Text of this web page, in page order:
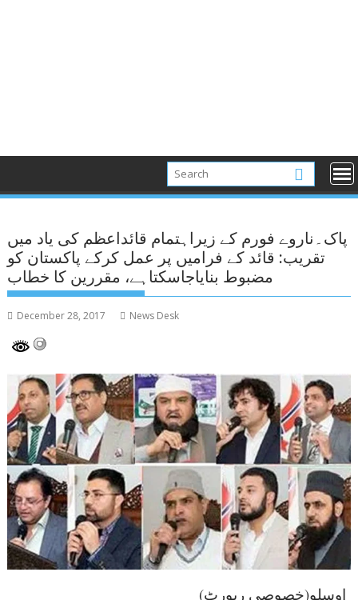
پاک۔ناروے فورم کے زیراہتمام قائداعظم کی یاد میں
تقریب: قائد کے فرامیں پر عمل کرکے پاکستان کو
مضبوط بنایاجاسکتاہے، مقررین کا خطاب
December 28, 2017 News Desk